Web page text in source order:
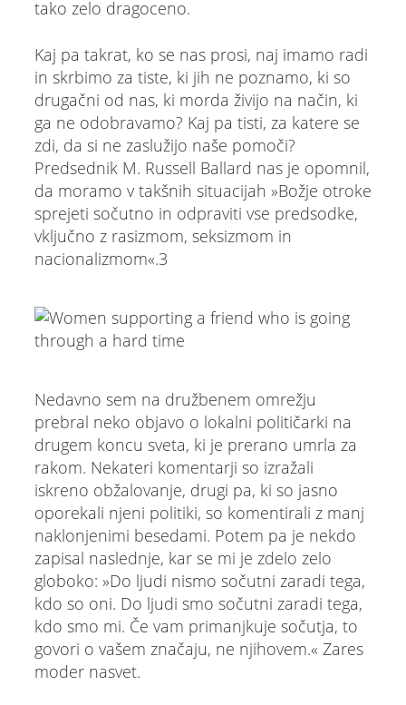
tako zelo dragoceno.
Kaj pa takrat, ko se nas prosi, naj imamo radi
in skrbimo za tiste, ki jih ne poznamo, ki so
drugačni od nas, ki morda živijo na način, ki
ga ne odobravamo? Kaj pa tisti, za katere se
zdi, da si ne zaslužijo naše pomoči?
Predsednik M. Russell Ballard nas je opomnil,
da moramo v takšnih situacijah »Božje otroke
sprejeti sočutno in odpraviti vse predsodke,
vključno z rasizmom, seksizmom in
nacionalizmom«.3
Nedavno sem na družbenem omrežju
prebral neko objavo o lokalni političarki na
drugem koncu sveta, ki je prerano umrla za
rakom. Nekateri komentarji so izražali
iskreno obžalovanje, drugi pa, ki so jasno
oporekali njeni politiki, so komentirali z manj
naklonjenimi besedami. Potem pa je nekdo
zapisal naslednje, kar se mi je zdelo zelo
globoko: »Do ljudi nismo sočutni zaradi tega,
kdo so oni. Do ljudi smo sočutni zaradi tega,
kdo smo mi. Če vam primanjkuje sočutja, to
govori o vašem značaju, ne njihovem.« Zares
moder nasvet.